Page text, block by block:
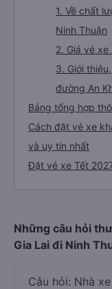
1. Về chất
Ninh Thuận
2. Giá vé xe
3. Giới
đường An
Bảng tổng hợp
Cách đặt vé xe
và uy tín nhất
Đặt vé xe Tết
Những câu hỏi
Gia Lai đi Ninh
Câu hỏi: Nhà